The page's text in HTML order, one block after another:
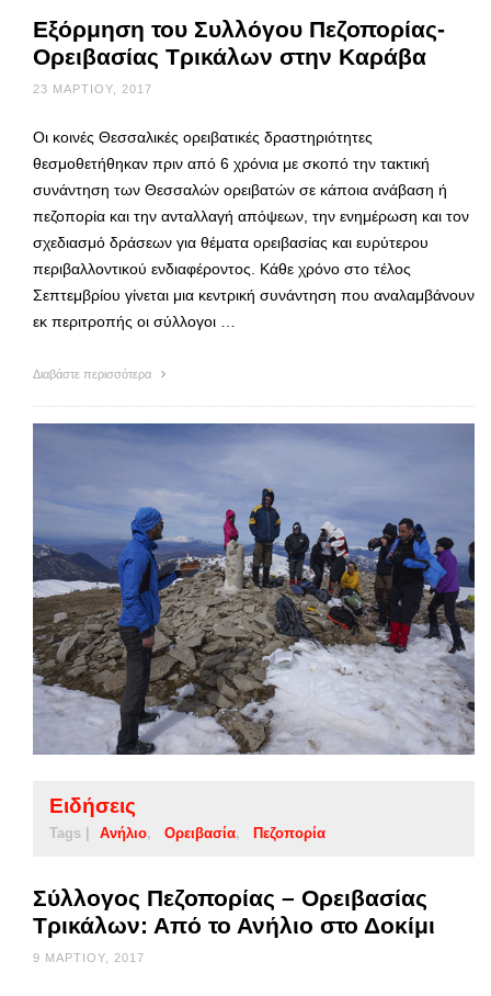
Εξόρμηση του Συλλόγου Πεζοπορίας-
Ορειβασίας Τρικάλων στην Καράβα
23 ΜΑΡΤΊΟΥ, 2017
Οι κοινές Θεσσαλικές ορειβατικές δραστηριότητες
θεσμοθετήθηκαν πριν από 6 χρόνια με σκοπό την τακτική
συνάντηση των Θεσσαλών ορειβατών σε κάποια ανάβαση ή
πεζοπορία και την ανταλλαγή απόψεων, την ενημέρωση και τον
σχεδιασμό δράσεων για θέματα ορειβασίας και ευρύτερου
περιβαλλοντικού ενδιαφέροντος. Κάθε χρόνο στο τέλος
Σεπτεμβρίου γίνεται μια κεντρική συνάντηση που αναλαμβάνουν
εκ περιτροπής οι σύλλογοι …
Διαβάστε περισσότερα
Ειδήσεις
Tags | Ανήλιο Ορειβασία Πεζοπορία
Σύλλογος Πεζοπορίας – Ορειβασίας
Τρικάλων: Από το Ανήλιο στο Δοκίμι
9 ΜΑΡΤΊΟΥ, 2017